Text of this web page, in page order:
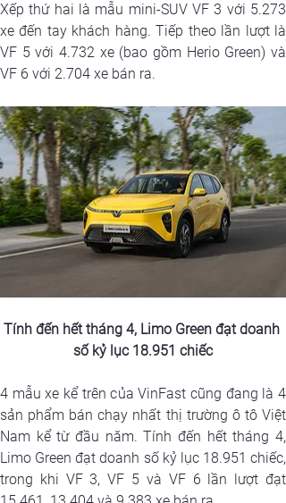
Xếp thứ hai là mẫu mini-SUV VF 3 với 5.273
xe đến tay khách hàng. Tiếp theo lần lượt là
VF 5 với 4.732 xe (bao gồm Herio Green) và
VF 6 với 2.704 xe bán ra.
Tính đến hết tháng 4, Limo Green đạt doanh
số kỷ lục 18.951 chiếc
4 mẫu xe kể trên của VinFast cũng đang là 4
sản phẩm bán chạy nhất thị trường ô tô Việt
Nam kể từ đầu năm. Tính đến hết tháng 4,
Limo Green đạt doanh số kỷ lục 18.951 chiếc,
trong khi VF 3, VF 5 và VF 6 lần lượt đạt